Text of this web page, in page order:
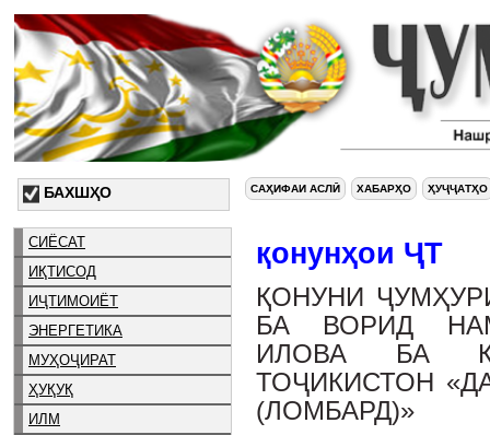
БАХШҲО
СИЁСАТ
ИҚТИСОД
ИҶТИМОИЁТ
ЭНЕРГЕТИКА
МУҲОҶИРАТ
ҲУҚУҚ
ИЛМ
САҲИФАИ АСЛӢ ХАБАРҲО ҲУҶҶАТҲО
қонунҳои ҶТ
ҚОНУНИ
БА ВОРИД
ИЛОВА БА
ТОҶИКИСТОН
(ЛОМБАРД)»